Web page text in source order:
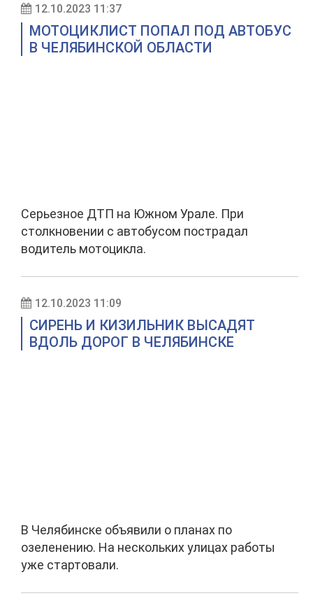
12.10.2023 11:37
МОТОЦИКЛИСТ ПОПАЛ ПОД АВТОБУС
В ЧЕЛЯБИНСКОЙ ОБЛАСТИ
Серьезное ДТП на Южном Урале. При
столкновении с автобусом пострадал
водитель мотоцикла.
12.10.2023 11:09
СИРЕНЬ И КИЗИЛЬНИК ВЫСАДЯТ
ВДОЛЬ ДОРОГ В ЧЕЛЯБИНСКЕ
В Челябинске объявили о планах по
озеленению. На нескольких улицах работы
уже стартовали.